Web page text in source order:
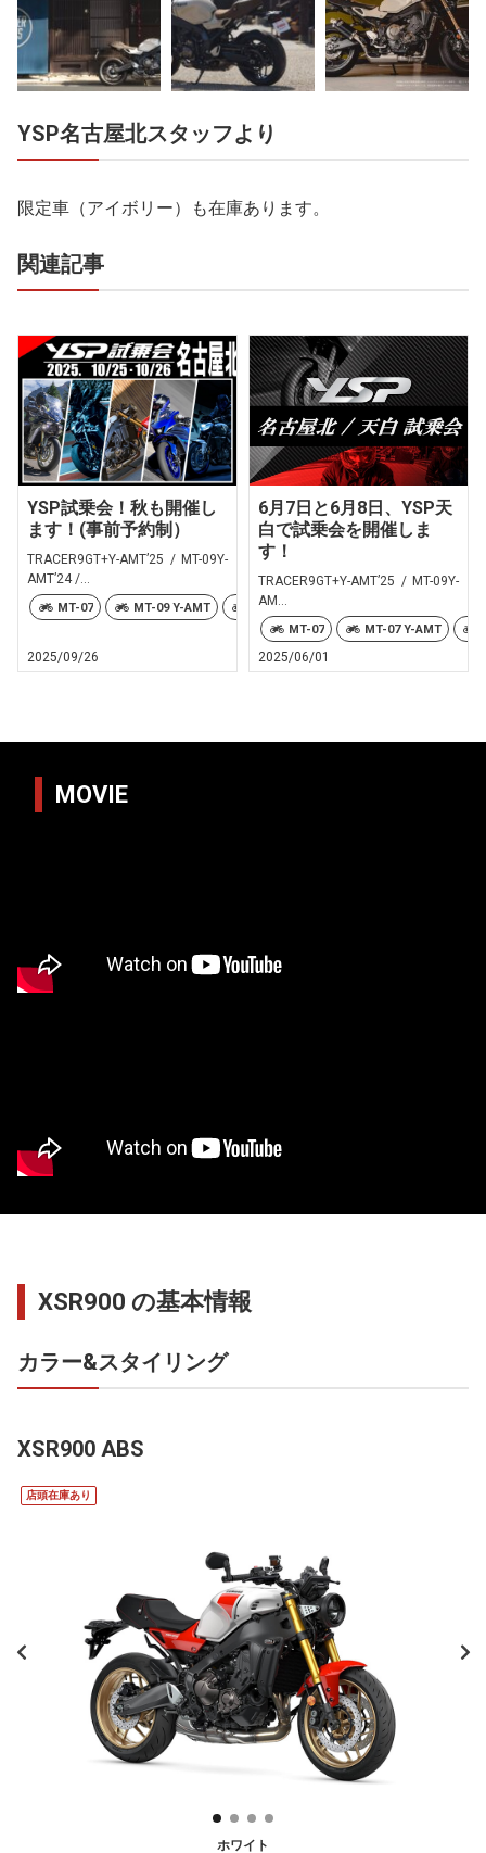
YSP名古屋北スタッフより
限定車（アイボリー）も在庫あります。
関連記事
YSP試乗会！秋も開催し
ます！(事前予約制）
TRACER9GT+Y-AMT’25 / MT-09Y-
AMT’24 /...
MT-07 MT-09 Y-AMT TRACER9 GT+ Y-AMT
2025/09/26
6月7日と6月8日、YSP天
白で試乗会を開催しま
す！
TRACER9GT+Y-AMT’25 / MT-09Y-
AM...
MT-07 MT-07 Y-AMT
2025/06/01
MOVIE
XSR900 の基本情報
カラー&スタイリング
XSR900 ABS
店頭在庫あり
ホワイト